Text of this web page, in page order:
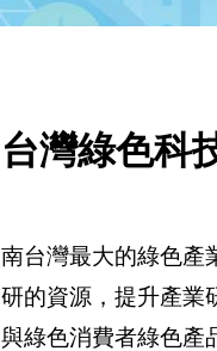
台灣綠色科
南台灣最大的綠色產
研的資源，提升產業
與綠色消費者綠色產